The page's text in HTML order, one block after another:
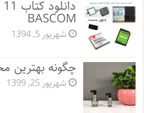
BASCOM
شهریور 5, 1394
چگونه بهترین
شهریور 25, 1399